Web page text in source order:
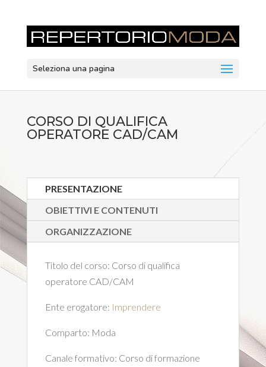
Seleziona una pagina
CORSO DI QUALIFICA
OPERATORE CAD/CAM
PRESENTAZIONE
OBIETTIVI E CONTENUTI
ORGANIZZAZIONE
Titolo del corso: Corso di qualifica
operatore CAD/CAM
Ente erogatore: Imprendere
Comparto: Moda
Canale formativo: Corso di formazione